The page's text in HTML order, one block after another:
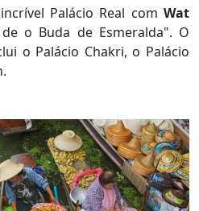
Palácio Real com Wat
o Buda de Esmeralda". O
o Palácio Chakri, o Palácio